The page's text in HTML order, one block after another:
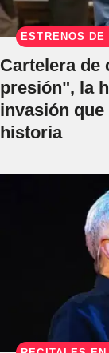
ESTRENOS DE
Cartelera de
presión", la
invasión
historia